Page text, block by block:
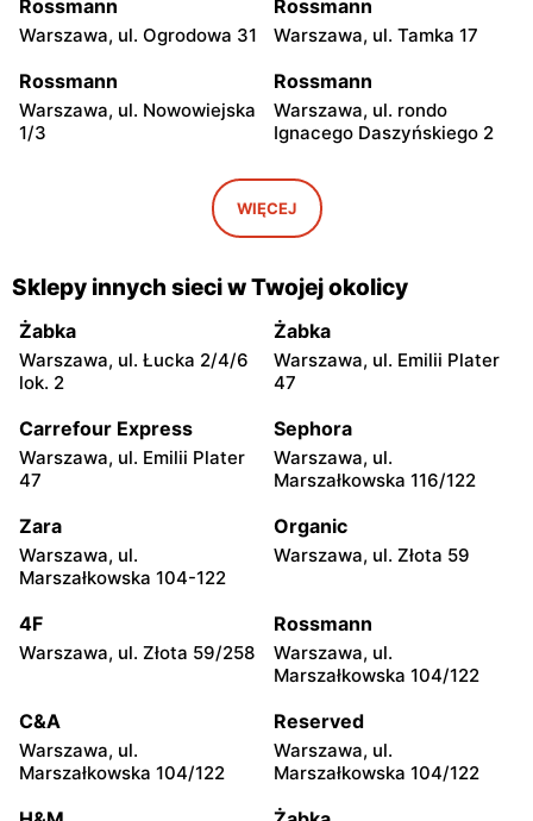
Rossmann
Warszawa, ul. Ogrodowa 31
Rossmann
Warszawa, ul. Tamka 17
Rossmann
Warszawa, ul. Nowowiejska
1/3
Rossmann
Warszawa, ul. rondo
Ignacego Daszyńskiego 2
Warszawa, ul. Piękna 16 b
Rossmann
Warszawa, ul.
Marszałkowska 28
Rossmann
Warszawa, ul. Senatorska 2
Rossmann
Warszawa, ul. Prosta 68
Rossmann
Warszawa, ul. Mokotowska
Rossmann
Warszawa, ul.
Rossmann
Warszawa, ul. Ludna 1 a
Rossmann
Warszawa, ul. Grójecka 17
Rossmann
Warszawa, ul. Świętojerska
16
Rossmann
Warszawa, ul. Wolska 19/25
Rossmann
Warszawa, ul. Stawki 2 a
Rossmann
Warszawa, ul. Grójecka 64
Warszawa, ul. Puławska 17 Warszawa, ul. Dzika 4
Rossmann Rossmann
WIĘCEJ
Sklepy innych sieci w Twojej okolicy
Żabka
Warszawa, ul. Łucka 2/4/6
lok. 2
Żabka
Warszawa, ul. Emilii Plater
47
Carrefour Express
Warszawa, ul. Emilii Plater
47
Sephora
Warszawa, ul.
Marszałkowska 116/122
Zara
Warszawa, ul.
Marszałkowska 104-122
Organic
Warszawa, ul. Złota 59
4F
Warszawa, ul. Złota 59/258
Rossmann
Warszawa, ul.
Marszałkowska 104/122
C&A
Warszawa, ul.
Marszałkowska 104/122
Reserved
Warszawa, ul.
Marszałkowska 104/122